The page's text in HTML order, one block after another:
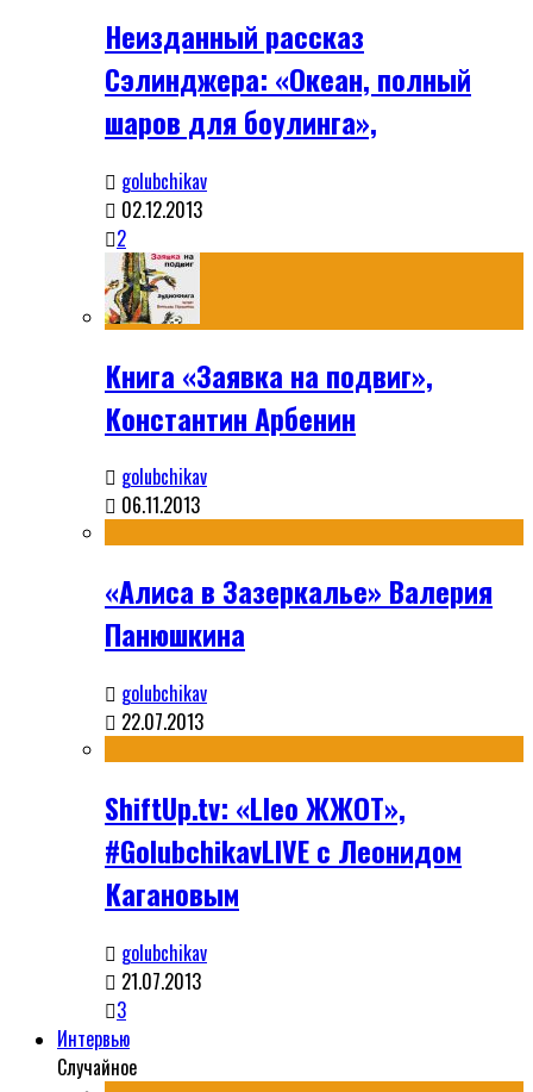
Неизданный рассказ
Сэлинджера: «Океан, полный
шаров для боулинга»,
golubchikav
02.12.2013
2
Книга «Заявка на подвиг»,
Константин Арбенин
golubchikav
06.11.2013
«Алиса в Зазеркалье» Валерия
Панюшкина
golubchikav
22.07.2013
ShiftUp.tv: «Lleo ЖЖОТ»,
#GolubchikavLIVE с Леонидом
Кагановым
golubchikav
21.07.2013
3
Интервью
Случайное